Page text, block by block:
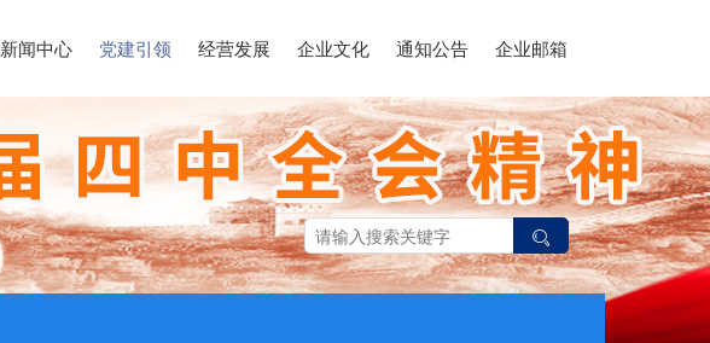
新闻中心 党建引领 经营发展 企业文化 通知公告 企业邮箱